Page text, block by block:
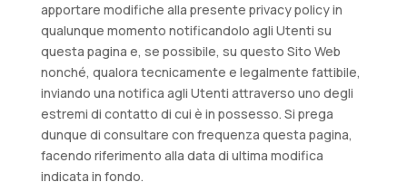
apportare modifiche alla presente privacy policy in
qualunque momento notificandolo agli Utenti su
questa pagina e, se possibile, su questo Sito Web
nonché, qualora tecnicamente e legalmente fattibile,
inviando una notifica agli Utenti attraverso uno degli
estremi di contatto di cui è in possesso. Si prega
dunque di consultare con frequenza questa pagina,
facendo riferimento alla data di ultima modifica
indicata in fondo.